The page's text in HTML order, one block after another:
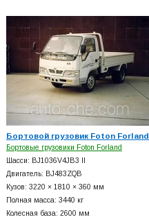
Бортовой грузовик Foton Forland
Бортовые грузовики Foton Forland
Шасси: BJ1036V4JB3 II
Двигатель: BJ483ZQB
Кузов: 3220 × 1810 × 360 мм
Полная масса: 3440 кг
Колесная база: 2600 мм